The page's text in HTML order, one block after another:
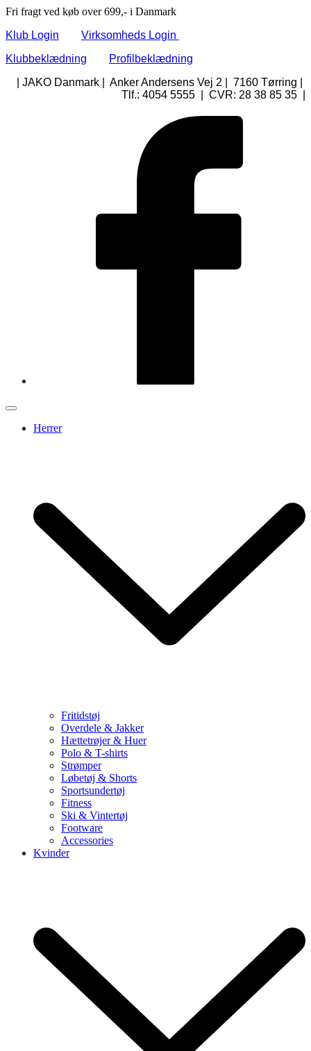
Fri fragt ved køb over 699,- i Danmark
Klub Login
Virksomheds Login
Klubbeklædning
Profilbeklædning
| JAKO Danmark | Anker Andersens Vej 2 | 7160 Tørring |
Tlf.: 4054 5555 | CVR: 28 38 85 35 |
Herrer
Fritidstøj
Overdele & Jakker
Hættetrøjer & Huer
Polo & T-shirts
Strømper
Løbetøj & Shorts
Sportsundertøj
Fitness
Ski & Vintertøj
Footware
Accessories
Kvinder